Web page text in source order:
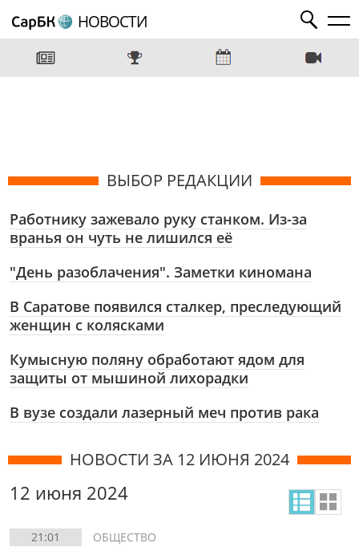
НОВОСТИ
ВЫБОР РЕДАКЦИИ
Работнику зажевало руку станком. Из-за
вранья он чуть не лишился её
"День разоблачения". Заметки киномана
В Саратове появился сталкер, преследующий
женщин с колясками
Кумысную поляну обработают ядом для
защиты от мышиной лихорадки
В вузе создали лазерный меч против рака
НОВОСТИ ЗА 12 ИЮНЯ 2024
12 июня 2024
21:01 ОБЩЕСТВО